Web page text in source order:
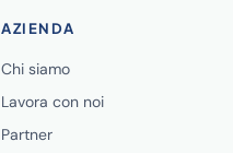
AZIENDA
Chi siamo
Lavora con noi
Partner